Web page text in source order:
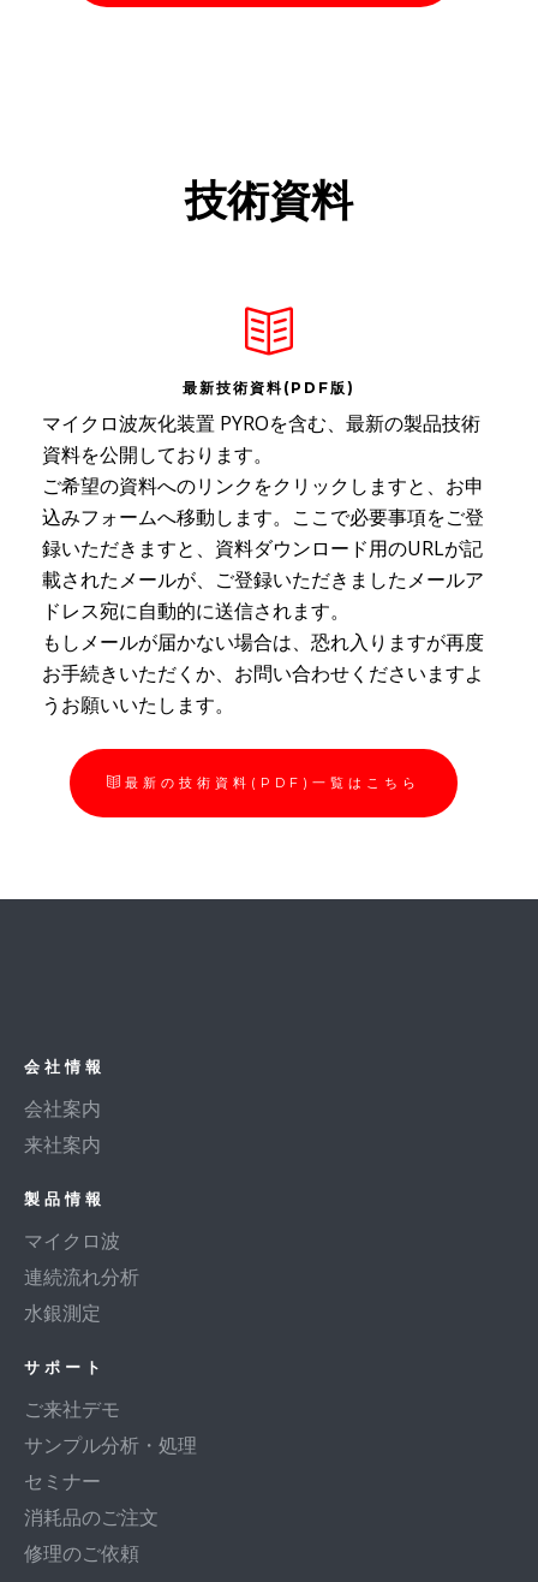
技術資料
最新技術資料(PDF版)
マイクロ波灰化装置 PYROを含む、最新の製品技術
資料を公開しております。
ご希望の資料へのリンクをクリックしますと、お申
込みフォームへ移動します。ここで必要事項をご登
録いただきますと、資料ダウンロード用のURLが記
載されたメールが、ご登録いただきましたメールア
ドレス宛に自動的に送信されます。
もしメールが届かない場合は、恐れ入りますが再度
お手続きいただくか、お問い合わせくださいますよ
うお願いいたします。
最新の技術資料(PDF)一覧はこちら
会社情報
会社案内
来社案内
製品情報
マイクロ波
連続流れ分析
水銀測定
サポート
ご来社デモ
サンプル分析・処理
セミナー
消耗品のご注文
修理のご依頼